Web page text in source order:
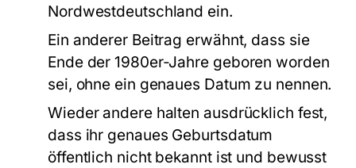
Nordwestdeutschland ein.
Ein anderer Beitrag erwähnt, dass sie
Ende der 1980er‑Jahre geboren worden
sei, ohne ein genaues Datum zu nennen.
Wieder andere halten ausdrücklich fest,
dass ihr genaues Geburtsdatum
öffentlich nicht bekannt ist und bewusst